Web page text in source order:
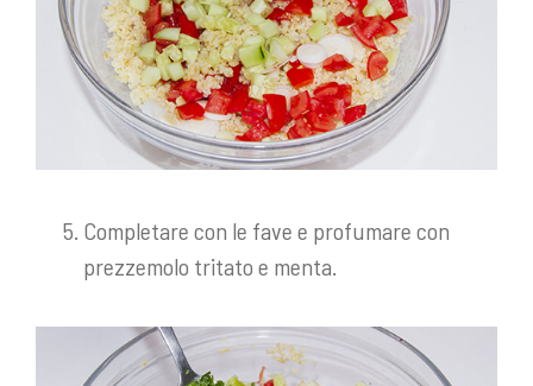
Completare con le fave e profumare con
prezzemolo tritato e menta.